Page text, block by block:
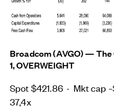
Broadcom (AVGO) — The
1, OVERWEIGHT
Spot $421.86 · Mkt cap
37,4x